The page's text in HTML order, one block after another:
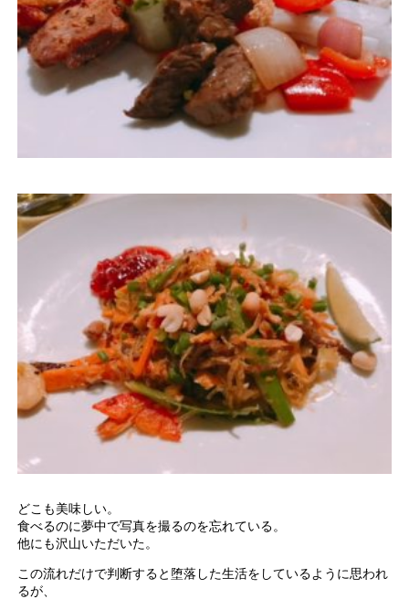
どこも美味しい。
食べるのに夢中で写真を撮るのを忘れている。
他にも沢山いただいた。
この流れだけで判断すると堕落した生活をしているように思われ
るが、